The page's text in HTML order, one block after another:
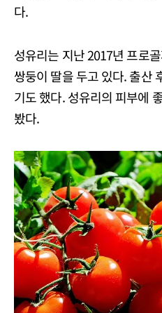
다.
성유리는 지난 2017년 프로
쌍둥이 딸을 두고 있다. 출산
기도 했다. 성유리의 피부에
봤다.